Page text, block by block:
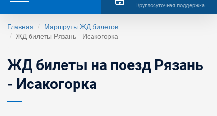
Круглосуточная поддержка
Главная
Маршруты ЖД билетов
ЖД билеты Рязань - Исакогорка
ЖД билеты на поезд Рязань
- Исакогорка